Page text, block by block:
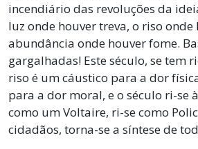
incendiário das revoluções da
luz onde houver treva, o riso
abundância onde houver fome.
gargalhadas! Este século, se tem
riso é um cáustico para a dor
para a dor moral, e o século ri-se
como um Voltaire, ri-se como
cidadãos, torna-se a síntese de